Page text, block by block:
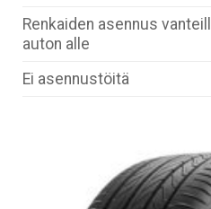
Renkaiden asennus
auton alle
Ei asennustöitä